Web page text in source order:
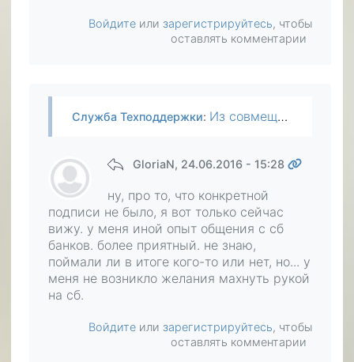
Войдите или зарегистрируйтесь, чтобы
оставлять комментарии
Служба Техподдержки: Из совмещения ничего не получилось. Был опыт. Я писал об этом выше. И ещё: в этот раз мошенники не подписались конкретным банком. Не было подписи "Сбербанк" или "ВТБ" или "ПриватБанк". Вы предлагаете…
GloriaN, 24.06.2016 - 15:28
ну, про то, что конкретной
подписи не было, я вот только сейчас
вижу. у меня иной опыт общения с сб
банков. более приятный. не знаю,
поймали ли в итоге кого-то или нет, но... у
меня не возникло желания махнуть рукой
на сб.
Войдите или зарегистрируйтесь, чтобы
оставлять комментарии